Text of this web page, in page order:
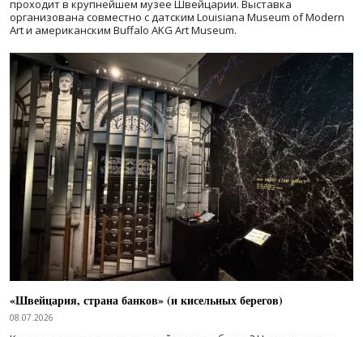
проходит в крупнейшем музее Швейцарии. Выставка
организована совместно с датским Louisiana Museum of Modern
Art и американским Buffalo AKG Art Museum.
«Швейцария, страна банков» (и кисельных берегов)
08.07.2026